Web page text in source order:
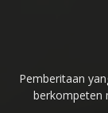
Pemberitaan
berkompeten